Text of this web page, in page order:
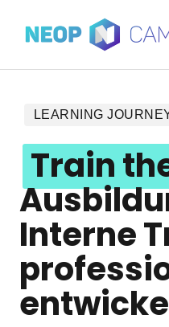
LEARNING
Train
Interne